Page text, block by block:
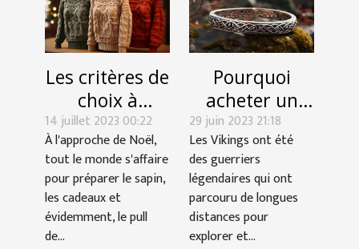
Les critères de
choix à
considérer
pour choisir
un bon pull de
Noël
14 juillet 2023 00:22
À l'approche de Noël,
tout le monde s'affaire
pour préparer le sapin,
les cadeaux et
évidemment, le pull
de...
Pourquoi
acheter un
bracelet
Viking ?
29 juin 2023 21:18
Les Vikings ont été
des guerriers
légendaires qui ont
parcouru de longues
distances pour
explorer et...